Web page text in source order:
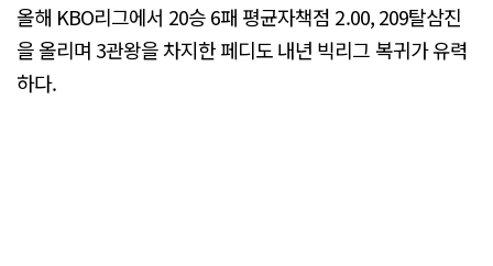
올해 KBO리그에서 20승 6패 평균자책점 2.00, 209탈삼진
을 올리며 3관왕을 차지한 페디도 내년 빅리그 복귀가 유력
하다.